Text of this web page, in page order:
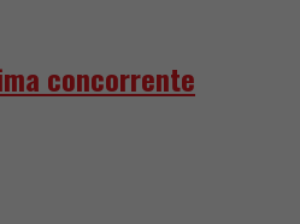
concorrente